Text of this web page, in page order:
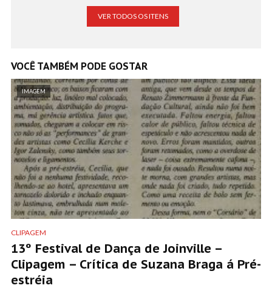
VER TODOS OS ITENS
VOCÊ TAMBÉM PODE GOSTAR
IMAGEM
CLIPAGEM
13º Festival de Dança de Joinville –
Clipagem – Crítica de Suzana Braga á Pré-
estréia